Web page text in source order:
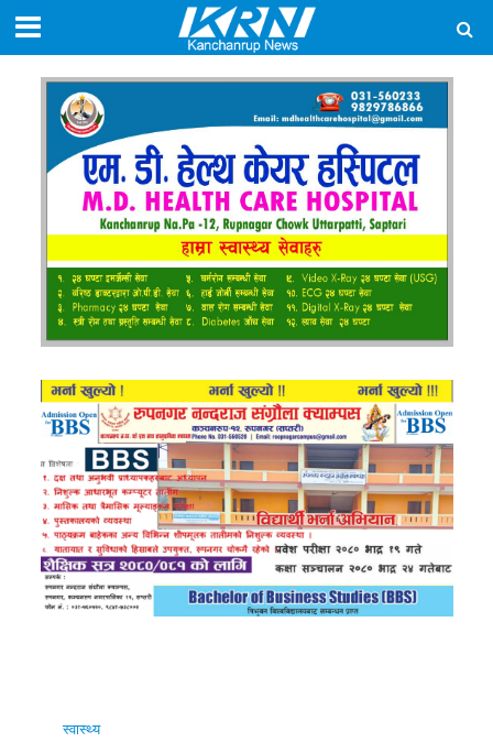
स्वास्थ्य